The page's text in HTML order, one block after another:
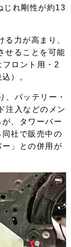
じれ剛性が約13
力が高まり、
せることを可能
ロント用・2
）。
、バッテリー・
注入などのメン
、タワーバー
社で販売中の
ー」との併用が